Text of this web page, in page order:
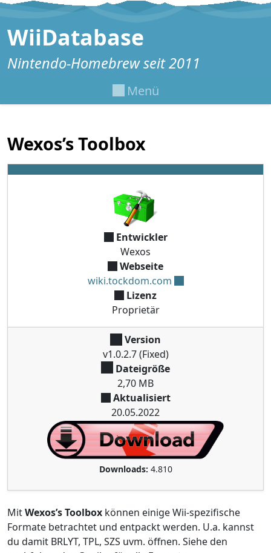
Zum Inhalt springen
WiiDatabase
Nintendo-Homebrew seit 2011
Menü
Wexos’s Toolbox
Entwickler
Wexos
Webseite
wiki.tockdom.com
Lizenz
Proprietär
Version
v1.0.2.7 (Fixed)
Dateigröße
2,70 MB
Aktualisiert
20.05.2022
Downloads: 4.810
MitWexos’s Toolbox können einige Wii-spezifische
Formate betrachtet und entpackt werden. U.a. kannst
du damit BRLYT, TPL, SZS uvm. öffnen. Siehe den